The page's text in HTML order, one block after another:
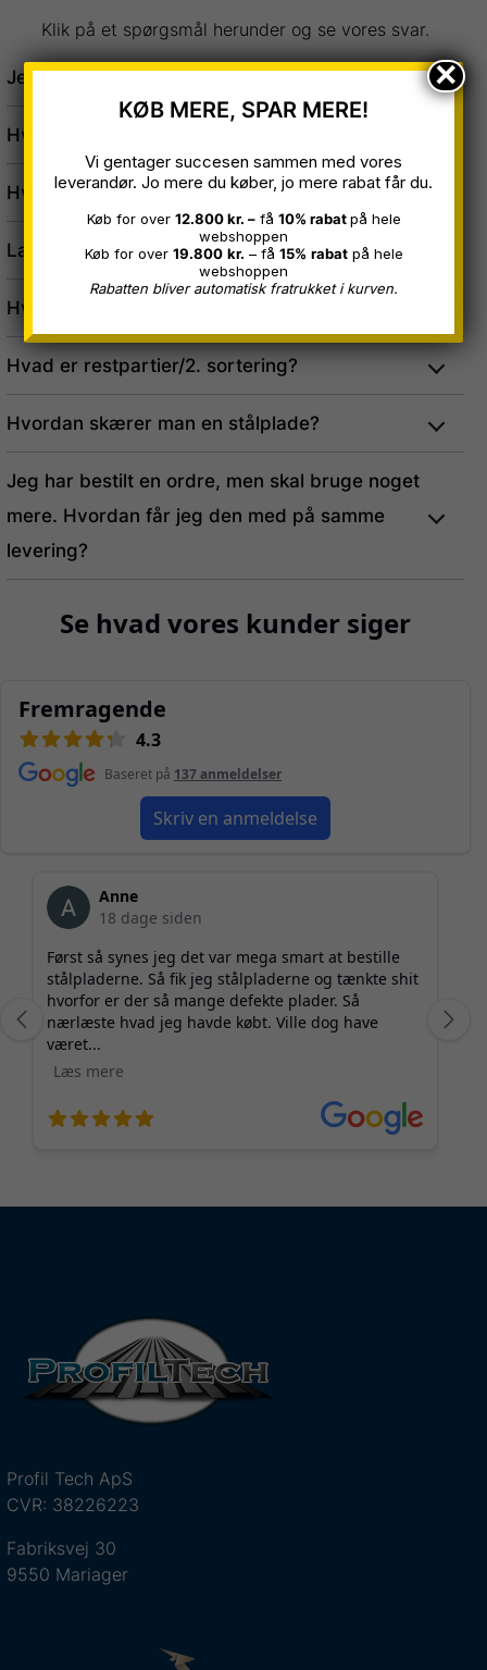
Klik på et spørgsmål herunder og se vores svar.
Jeres tilbud er billigere, er kvaliteten stadig i top?
Hvornår skal man bruge dripstop dug?
Hvad er forskellen på 20 og 40 års garanti?
Laver I special-inddækninger?
Hvad er forskellen på “lagervare” og “ønsket mål”?
Hvad er restpartier/2. sortering?
Hvordan skærer man en stålplade?
Jeg har bestilt en ordre, men skal bruge noget
mere. Hvordan får jeg den med på samme
levering?
Profil Tech ApS
CVR: 38226223
Fabriksvej 30
9550 Mariager
KØB MERE, SPAR MERE!
Vi gentager succesen sammen med vores
leverandør. Jo mere du køber, jo mere rabat får du.
Køb for over 12.800 kr. –få 10% rabatpå hele
webshoppen
Køb for over 19.800 kr. – få 15% rabatpå hele
webshoppen
Rabatten bliver automatisk fratrukket i kurven.
×